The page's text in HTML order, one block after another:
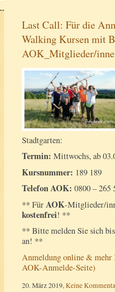
Last Call: Für die
Walking Kursen mit
AOK_Mitglieder/
Stadtgarten:
Termin: Mittwochs, ab
Kursnummer: 189 189
Telefon AOK: 0800 –
** FürAOK-Mitglieder/
kostenfrei! **
** Bitte melden Sie sich
an! **
Anmeldung online &
AOK-Anmelde-Seite)
20. März 2019,Keine